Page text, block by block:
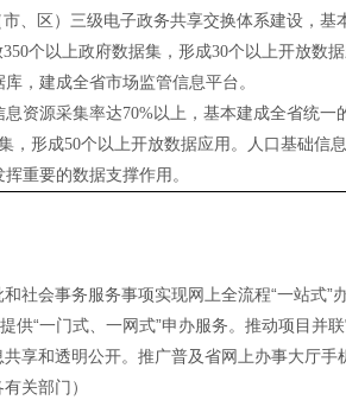
区）三级电子政务共享交换体系建设，基
个以上政府数据集，形成30个以上开放数
，建成全省市场监管信息平台。
源采集率达70%以上，基本建成全省统一
形成50个以上开放数据应用。人口基础信
重要的数据支撑作用。
会事务服务事项实现网上全流程“一站式”
“一门式、一网式”申办服务。推动项目并
享和透明公开。推广普及省网上办事大厅手
关部门）